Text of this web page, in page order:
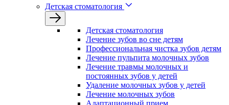
Детская стоматология
Детская стоматология
Лечение зубов во сне детям
Профессиональная чистка зубов детям
Лечение пульпита молочных зубов
Лечение травмы молочных и
постоянных зубов у детей
Удаление молочных зубов у детей
Лечение молочных зубов
Адаптационный прием